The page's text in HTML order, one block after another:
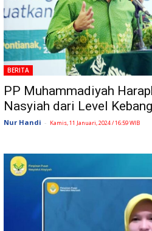
BERITA
PP Muhammadiyah
Nasyiah dari Level
Nur Handi - Kamis, 11 Januari, 2024 / 16:59 WIB